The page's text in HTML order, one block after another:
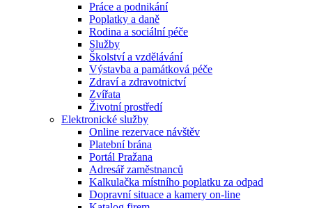
Práce a podnikání
Poplatky a daně
Rodina a sociální péče
Služby
Školství a vzdělávání
Výstavba a památková péče
Zdraví a zdravotnictví
Zvířata
Životní prostředí
Elektronické služby
Online rezervace návštěv
Platební brána
Portál Pražana
Adresář zaměstnanců
Kalkulačka místního poplatku za odpad
Dopravní situace a kamery on-line